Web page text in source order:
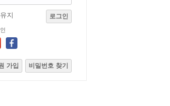
지 로그인
가입 비밀번호 찾기